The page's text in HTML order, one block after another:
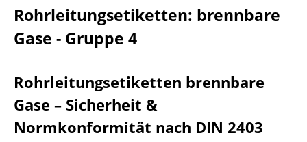
Rohrleitungsetiketten: brennbare
Gase - Gruppe 4
Rohrleitungsetiketten brennbare
Gase – Sicherheit &
Normkonformität nach DIN 2403